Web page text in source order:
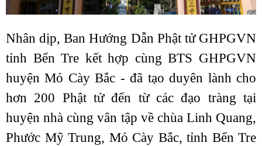
Nhân dịp, Ban Hướng Dẫn Phật tử GHPGVN
tỉnh Bến Tre kết hợp cùng BTS GHPGVN
huyện Mỏ Cày Bắc - đã tạo duyên lành cho
hơn 200 Phật tử đến từ các đạo tràng tại
huyện nhà cùng vân tập về chùa Linh Quang,
Phước Mỹ Trung, Mỏ Cày Bắc, tỉnh Bến Tre